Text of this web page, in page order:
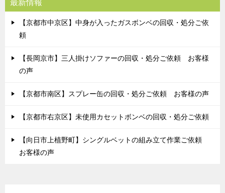
最新情報
【京都市中京区】中身が入ったガスボンベの回収・処分ご依
頼
【長岡京市】三人掛けソファーの回収・処分ご依頼 お客様
の声
【京都市南区】スプレー缶の回収・処分ご依頼 お客様の声
【京都市右京区】未使用カセットボンベの回収・処分ご依頼
【向日市上植野町】シングルベットの組み立て作業ご依頼
お客様の声